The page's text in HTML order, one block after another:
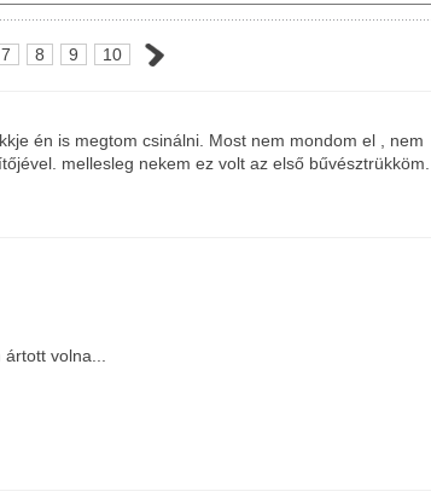
7 8 9 10
én is megtom csinálni. Most nem mondom el , nem
mellesleg nekem ez volt az első bűvésztrükköm.
volna...